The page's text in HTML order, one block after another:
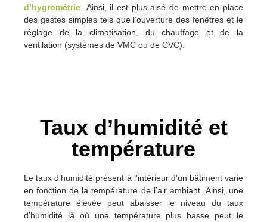
d’hygrométrie . Ainsi, il est plus aisé de mettre en place
des gestes simples tels que l’ouverture des fenêtres et le
réglage de la climatisation, du chauffage et de la
ventilation (systèmes de VMC ou de CVC).
Taux d’humidité et
température
Le taux d’humidité présent à l’intérieur d’un bâtiment varie
en fonction de la température de l’air ambiant. Ainsi, une
température élevée peut abaisser le niveau du taux
d’humidité là où une température plus basse peut le